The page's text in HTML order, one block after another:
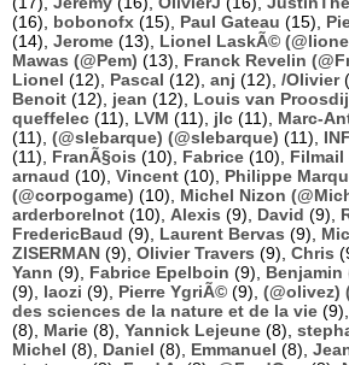
(16), bobonofx (15), Paul Gateau (15),
(14), Jerome (13), Lionel LaskÃ©
Mawas (@Pem) (13), Franck Revelin
Lionel (12), Pascal (12), anj (12), /Olivier
Benoit (12), jean (12), Louis van Proosdij
queffelec (11), LVM (11), jlc (11), Marc-
(11), (@slebarque) (@slebarque) (11),
(11), FranÃ§ois (10), Fabrice (10), Filmail
arnaud (10), Vincent (10), Philippe
(@corpogame) (10), Michel Nizon
arderborelnot (10), Alexis (9), David (9),
FredericBaud (9), Laurent Bervas (9),
ZISERMAN (9), Olivier Travers (9), Chris
Yann (9), Fabrice Epelboin (9), Benjamin
(9), laozi (9), Pierre YgriÃ© (9), (@olivez)
des sciences de la nature et de la vie (9),
(8), Marie (8), Yannick Lejeune (8),
Michel (8), Daniel (8), Emmanuel (8),